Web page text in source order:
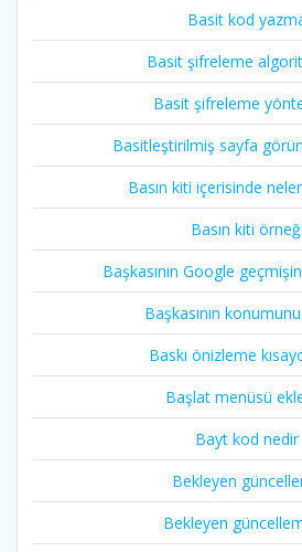
Basit kod
Basit şifreleme
Basit şifreleme
Basitleştirilmiş sayfa
Basın kiti içerisinde
Basın kiti örneği
Başkasının Google
Başkasının
Baskı önizleme
Başlat menüsü
Bayt kod nedir
Bekleyen
Bekleyen